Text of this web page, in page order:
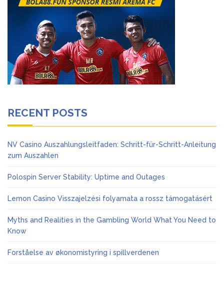
RECENT POSTS
NV Casino Auszahlungsleitfaden: Schritt-für-Schritt-Anleitung
zum Auszahlen
Polospin Server Stability: Uptime and Outages
Lemon Casino Visszajelzési folyamata a rossz támogatásért
Myths and Realities in the Gambling World What You Need to
Know
Forståelse av økonomistyring i spillverdenen